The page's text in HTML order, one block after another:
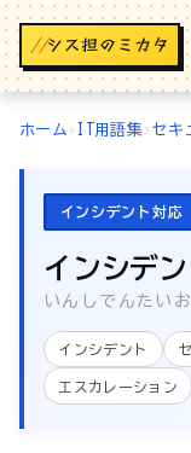
//
ホーム › IT用語集› セキ
インシデント対応
インシデ
いんしでんたい
インシデント
エスカレーション